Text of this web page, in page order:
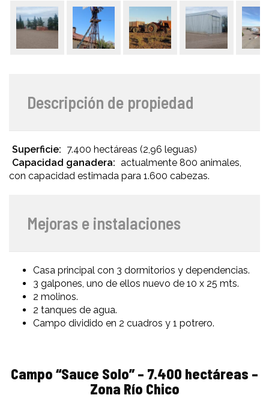
Descripción de propiedad
Superficie: 7.400 hectáreas (2,96 leguas)
Capacidad ganadera: actualmente 800 animales,
con capacidad estimada para 1.600 cabezas.
Mejoras e instalaciones
Casa principal con 3 dormitorios y dependencias.
3 galpones, uno de ellos nuevo de 10 x 25 mts.
2 molinos.
2 tanques de agua.
Campo dividido en 2 cuadros y 1 potrero.
Campo “Sauce Solo” – 7.400 hectáreas –
Zona Río Chico